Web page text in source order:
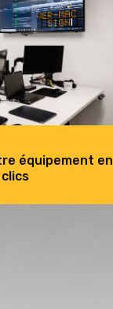
équipement en